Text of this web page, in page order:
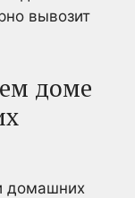
вывозит
доме
домашних